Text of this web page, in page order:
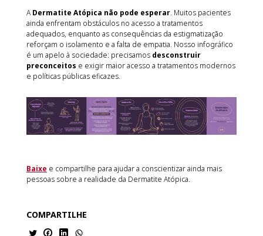
ADermatite Atópica não pode esperar. Muitos pacientes
ainda enfrentam obstáculos no acesso a tratamentos
adequados, enquanto as consequências da estigmatização
reforçam o isolamento e a falta de empatia. Nosso infográfico
é um apelo à sociedade: precisamos desconstruir
preconceitos e exigir maior acesso a tratamentos modernos
e políticas públicas eficazes.
Baixe e compartilhe para ajudar a conscientizar ainda mais
pessoas sobre a realidade da Dermatite Atópica.
COMPARTILHE